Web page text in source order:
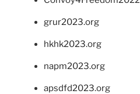
grur2023.org
hkhk2023.org
napm2023.org
apsdfd2023.org